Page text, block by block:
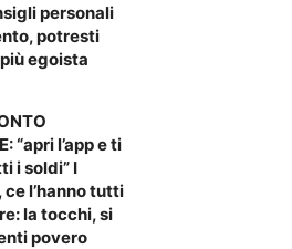
personali
potresti
egoista
“apri l’app e ti
i soldi” I
l’hanno tutti
la tocchi, si
povero